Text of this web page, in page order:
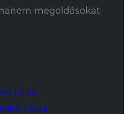
megoldásokat
LL.M.
Iroda